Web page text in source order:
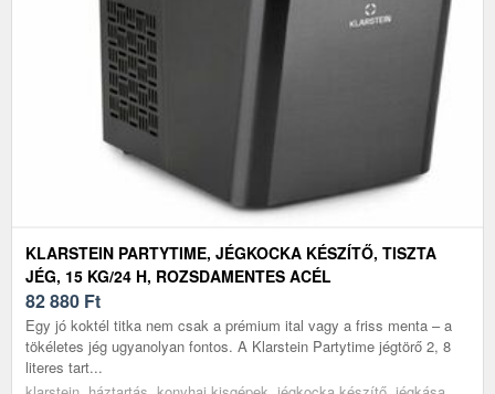
KLARSTEIN PARTYTIME, JÉGKOCKA KÉSZÍTŐ, TISZTA
JÉG, 15 KG/24 H, ROZSDAMENTES ACÉL
82 880 Ft
Egy jó koktél titka nem csak a prémium ital vagy a friss menta – a
tökéletes jég ugyanolyan fontos. A Klarstein Partytime jégtörő 2, 8
literes tart...